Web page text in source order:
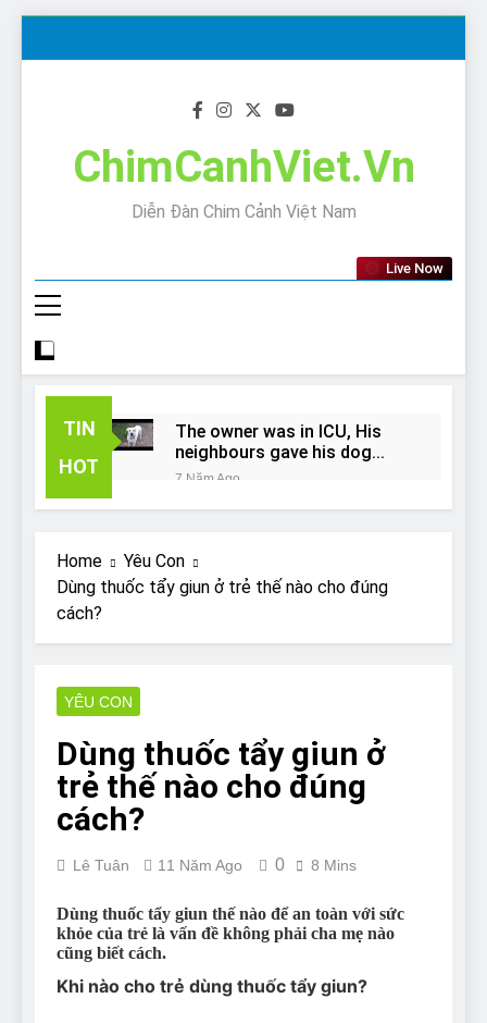
ChimCanhViet.Vn
Diễn Đàn Chim Cảnh Việt Nam
Live Now
TIN
HOT
The owner was in ICU, His
neighbours gave his dog
away!
7 Năm Ago
Why Do Bulldogs Snore?
And How to Minimize It!
7 Năm Ago
The Ultimate Guide to What
Bulldogs Can (and can’t) Eat
and How to Treat It
Can Bulldogs Run Long
Distances?
Can Bulldogs Play Fetch?
Home
Yêu Con
Dùng thuốc tẩy giun ở trẻ thế nào cho đúng
cách?
YÊU CON
Dùng thuốc tẩy giun ở
trẻ thế nào cho đúng
cách?
Lê Tuân 11 Năm Ago 0 8 Mins
Dùng thuốc tẩy giun thế nào để an toàn với sức
khỏe của trẻ là vấn đề không phải cha mẹ nào
cũng biết cách.
Khi nào cho trẻ dùng thuốc tẩy giun?